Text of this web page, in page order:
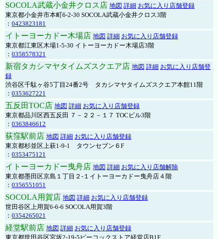
SOCOLA武蔵小金井クロス店 地図 詳細 お気に入り店舗登録
東京都小金井市本町6-2-30 SOCOLA武蔵小金井クロス3階
： 0423823181
イトーヨーカドー木場店 地図 詳細 お気に入り店舗登録
東京都江東区木場1-5-30 イトーヨーカドー木場店3階
： 0358578321
新宿タカシマヤタイムズスクエア店 地図 詳細 お気に入り店舗登
録
渋谷区千駄ヶ谷5丁目24番2号 タカシマヤタイムズスクエア本館11階
： 0353627221
五反田TOC店 地図 詳細 お気に入り店舗登録
東京都品川区西五反田 ７－２２－１７ TOCビル3階
： 0363846612
荻窪駅前店 地図 詳細 お気に入り店舗登録
東京都杉並区上萩1-9-1 タウンセブン６F
： 0353475121
イトーヨーカドー曳舟店 地図 詳細 お気に入り店舗解除
東京都墨田区京島１丁目２-１イトーヨーカドー曳舟店４階
： 0356551051
SOCOLA用賀店 地図 詳細 お気に入り店舗登録
世田谷区上用賀6-6-6 SOCOLA用賀3階
： 0354265021
経堂駅前店 地図 詳細 お気に入り店舗登録
東京都世田谷区宮坂2-19-5ピーコックストア経堂店B1F